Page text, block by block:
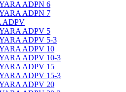
ADPN 6
ADPN 7
ADPV
ADPV 5
ADPV 5-3
ADPV 10
ADPV 10-3
ADPV 15
ADPV 15-3
ADPV 20